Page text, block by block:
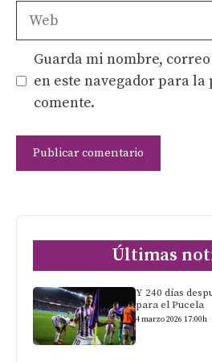
Web
Guarda mi nombre,
en este navegador para la
comente.
Últimas
Y 240 días
para el Pucela
4 marzo 2026 17:00h